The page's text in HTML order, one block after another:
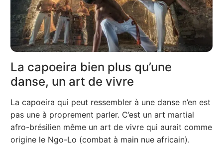
La capoeira bien plus qu’une
danse, un art de vivre
La capoeira qui peut ressembler à une danse n’en est
pas une à proprement parler. C’est un art martial
afro-brésilien même un art de vivre qui aurait comme
origine le Ngo-Lo (combat à main nue africain).